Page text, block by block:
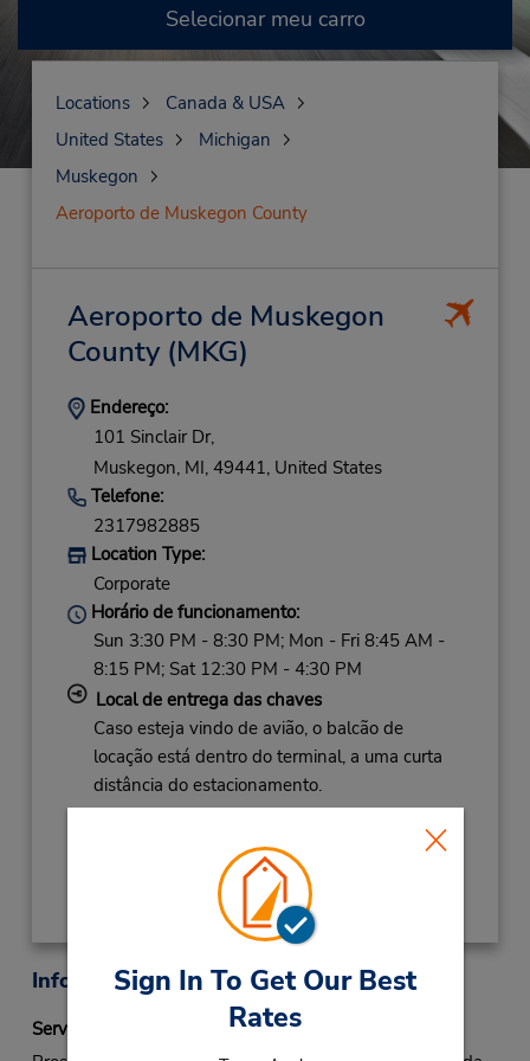
Sign In To Get Our Best
Rates
Selecionar meu carro
Locations
Canada & USA
United States
Michigan
Muskegon
Aeroporto de Muskegon County
Aeroporto de Muskegon
County(MKG)
Endereço:
101 Sinclair Dr,
Muskegon, MI, 49441, United States
Telefone:
2317982885
Location Type:
Corporate
Horário de funcionamento:
Sun 3:30 PM - 8:30 PM; Mon - Fri 8:45 AM -
8:15 PM; Sat 12:30 PM - 4:30 PM
Local de entrega das chaves
Caso esteja vindo de avião, o balcão de
locação está dentro do terminal, a uma curta
distância do estacionamento.
Obter instruções de caminho
Informações sobre a loja
Serviço Fastbreak